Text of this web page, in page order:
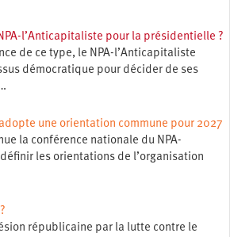
l’Anticapitaliste pour la présidentielle ?
de ce type, le NPA-l’Anticapitaliste
démocratique pour décider de ses
une orientation commune pour 2027
la conférence nationale du NPA-
les orientations de l’organisation
républicaine par la lutte contre le